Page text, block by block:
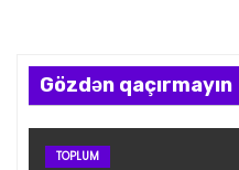
Gözdən qaçırmayın
TOPLUM